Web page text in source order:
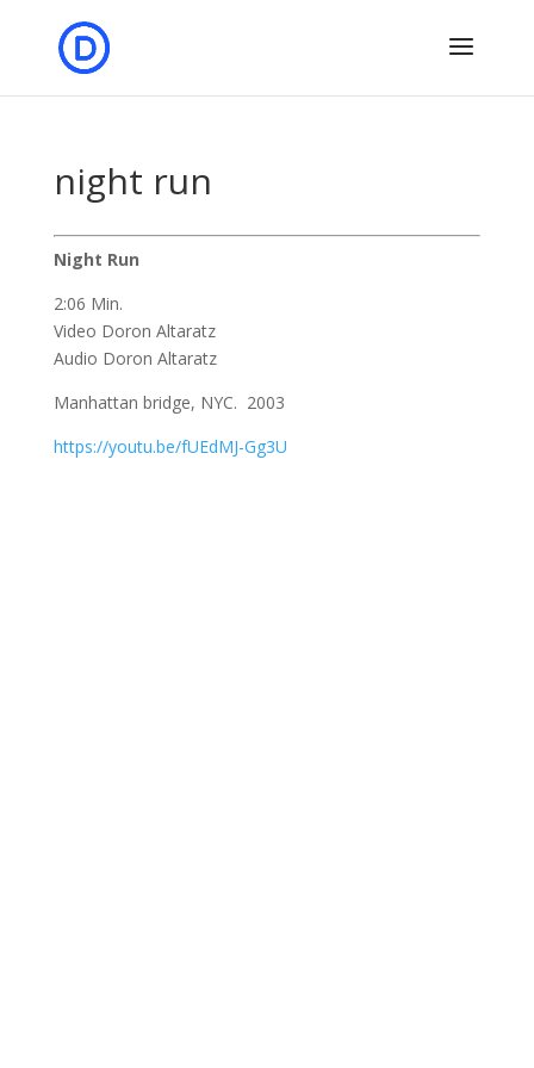
night run
Night Run
2:06 Min.
Video Doron Altaratz
Audio Doron Altaratz
Manhattan bridge, NYC. 2003
https://youtu.be/fUEdMJ-Gg3U